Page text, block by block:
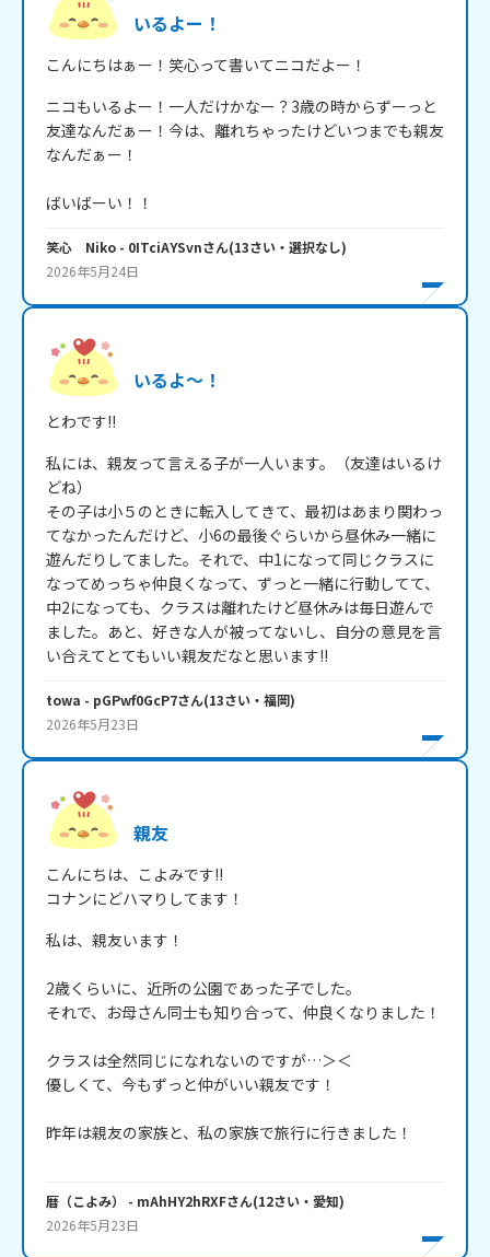
いるよー！
こんにちはぁー！笑心って書いてニコだよー！
ニコもいるよー！一人だけかなー？3歳の時からずーっと
友達なんだぁー！今は、離れちゃったけどいつまでも親友
なんだぁー！
ばいばーい！！
笑心 Niko - 0ITciAYSvnさん(13さい・ 選択なし)
2026年5月24日
いるよ～！
とわです!!
私には、親友って言える子が一人います。（友達はいるけ
どね）
その子は小５のときに転入してきて、最初はあまり関わっ
てなかったんだけど、小6の最後ぐらいから昼休み一緒に
遊んだりしてました。それで、中1になって同じクラスに
なってめっちゃ仲良くなって、ずっと一緒に行動してて、
中2になっても、クラスは離れたけど昼休みは毎日遊んで
ました。あと、好きな人が被ってないし、自分の意見を言
い合えてとてもいい親友だなと思います!!
towa - pGPwf0GcP7さん(13さい・ 福岡)
2026年5月23日
親友
こんにちは、こよみです!!
コナンにどハマりしてます！
私は、親友います！
2歳くらいに、近所の公園であった子でした。
それで、お母さん同士も知り合って、仲良くなりました！
クラスは全然同じになれないのですが…＞＜
優しくて、今もずっと仲がいい親友です！
昨年は親友の家族と、私の家族で旅行に行きました！
暦（こよみ） - mAhHY2hRXFさん(12さい・ 愛知)
2026年5月23日